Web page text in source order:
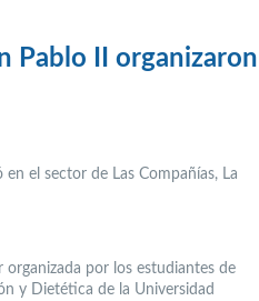
Pablo II organizaron
en el sector de Las Compañías, La
organizada por los estudiantes de
y Dietética de la Universidad